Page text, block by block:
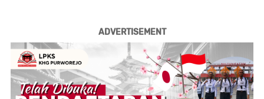
ADVERTISEMENT